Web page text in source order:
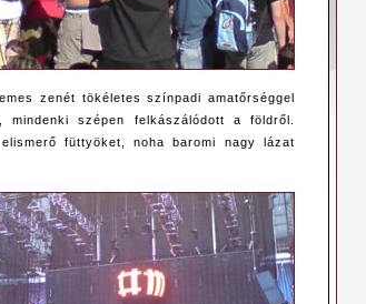
zenét tökéletes színpadi amatőrséggel
szépen felkászálódott a földről.
füttyöket, noha baromi nagy lázat